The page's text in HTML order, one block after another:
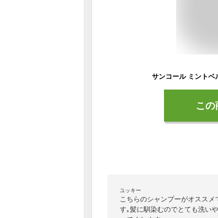
こ
ユッキー
こちらのシャンプーがオスス
す｡髪に馴染むのでとても洗い